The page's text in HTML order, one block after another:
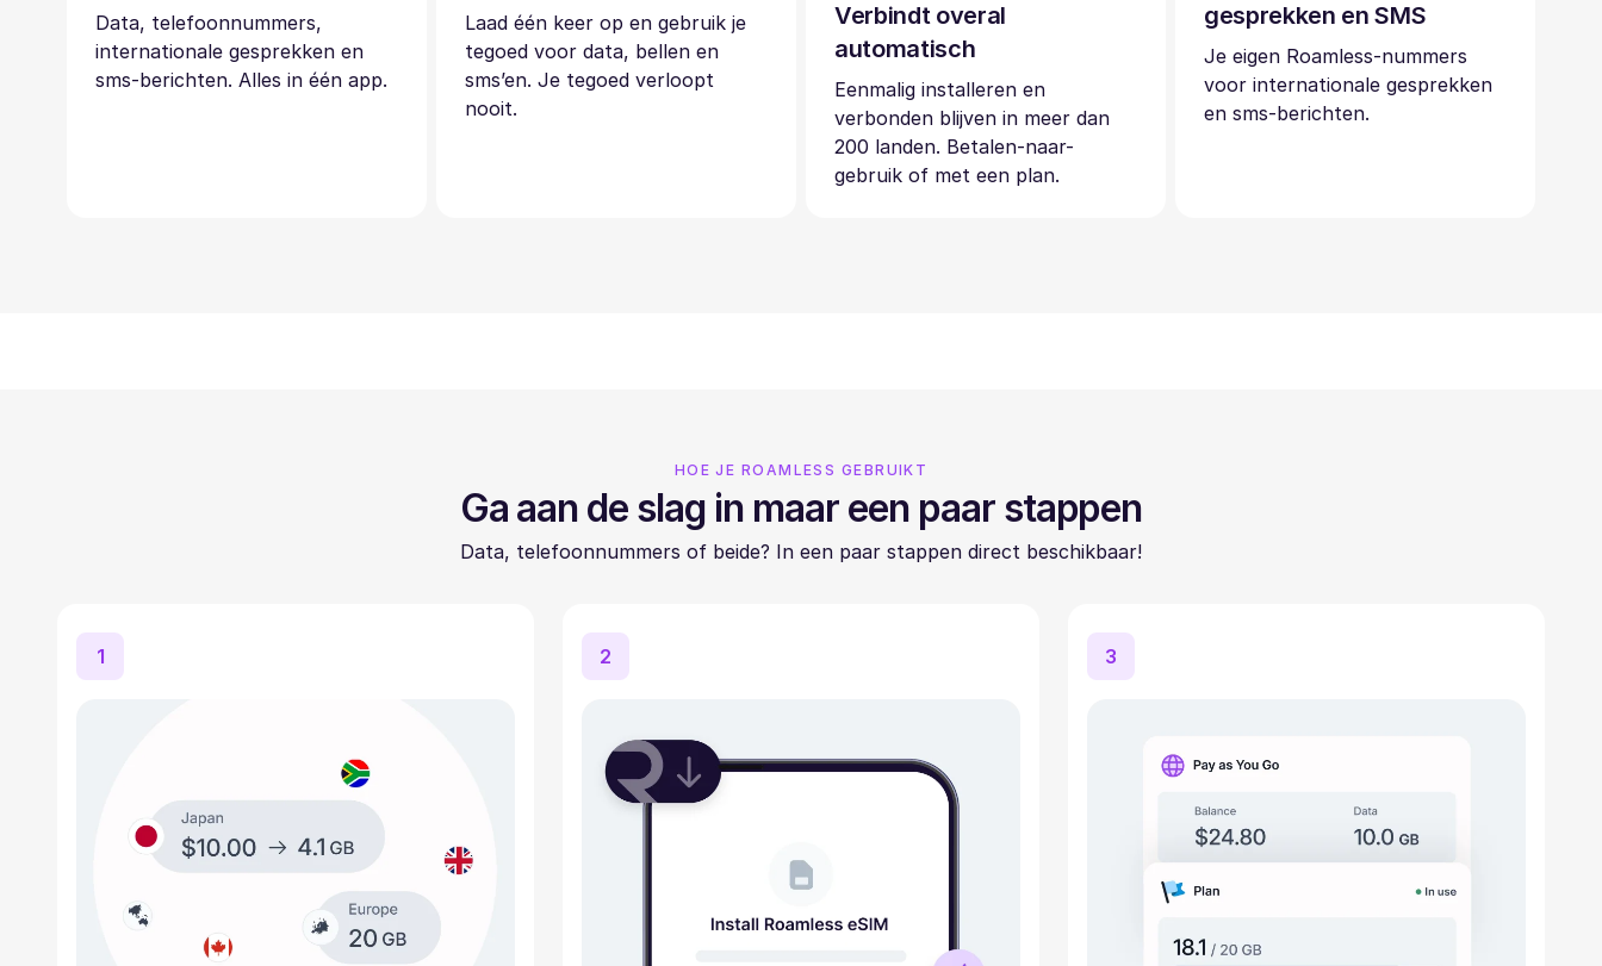
Data, telefoonnummers,
internationale gesprekken en
sms-berichten. Alles in één app.
Laad één keer op en gebruik je
tegoed voor data, bellen en
sms’en. Je tegoed verloopt
nooit.
Verbindt overal
automatisch
Eenmalig installeren en
verbonden blijven in meer dan
200 landen. Betalen-naar-
gebruik of met een plan.
gesprekken en SMS
Je eigen Roamless-nummers
voor internationale gesprekken
en sms-berichten.
HOE JE ROAMLESS GEBRUIKT
Ga aan de slag in maar een paar stappen
Data, telefoonnummers of beide? In een paar stappen direct beschikbaar!
1 2 3